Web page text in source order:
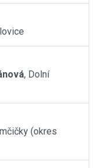
, Dolní
(okres